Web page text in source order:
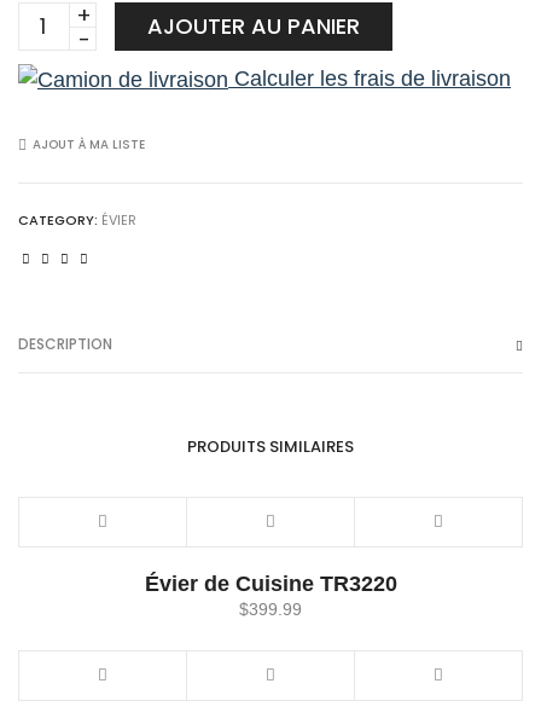
R1218
DE
quantity
AJOUTER AU PANIER
Calculer les frais de livraison
AJOUT À MA LISTE
CATEGORY: ÉVIER
DESCRIPTION
PRODUITS SIMILAIRES
Évier de Cuisine TR3220
$399.99